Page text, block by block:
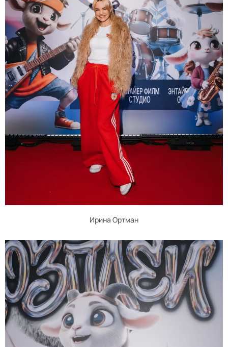
Ирина Ортман